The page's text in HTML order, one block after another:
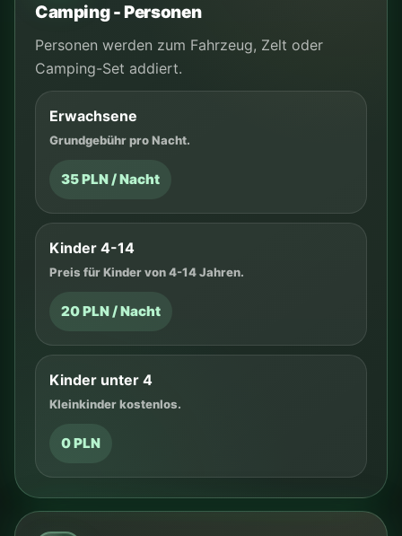
Camping - Personen
Personen werden zum Fahrzeug, Zelt oder
Camping-Set addiert.
Erwachsene
Grundgebühr pro Nacht.
35 PLN / Nacht
Kinder 4-14
Preis für Kinder von 4-14 Jahren.
20 PLN / Nacht
Kinder unter 4
Kleinkinder kostenlos.
0 PLN